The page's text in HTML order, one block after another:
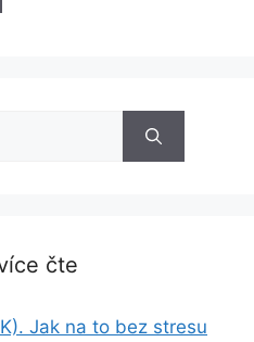
čte
Jak na to bez stresu